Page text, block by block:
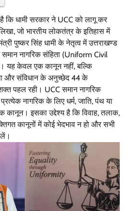
कि धामी सरकार ने UCC को लागू कर
जो भारतीय लोकतंत्र के इतिहास में
पुष्कर सिंह धामी के नेतृत्व में उत्तराखण्ड
नागरिक संहिता (Uniform Civil
यह केवल एक कानून नहीं, बल्कि
और संविधान के अनुच्छेद 44 के
पहल रही। UCC समान नागरिक
नागरिक के लिए धर्म, जाति, पंथ या
कानून। इसका उद्देश्य है कि विवाह, तलाक,
कानूनों में कोई भेदभाव न हो और सभी